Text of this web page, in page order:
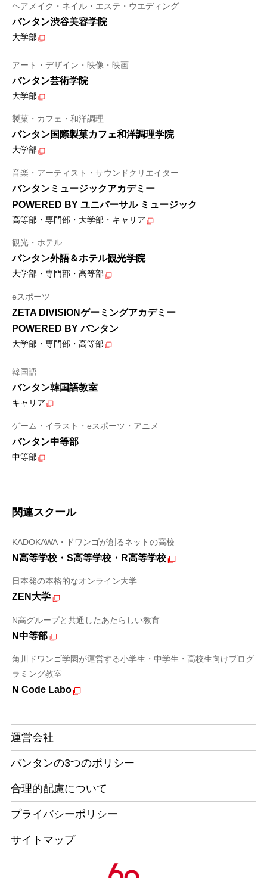
ヘアメイク・ネイル・エステ・ウエディング
バンタン渋谷美容学院
大学部
アート・デザイン・映像・映画
バンタン芸術学院
大学部
製菓・カフェ・和洋調理
バンタン国際製菓カフェ和洋調理学院
大学部
音楽・アーティスト・サウンドクリエイター
バンタンミュージックアカデミー
POWERED BY ユニバーサル ミュージック
高等部・専門部・大学部・キャリア
観光・ホテル
バンタン外語＆ホテル観光学院
大学部・専門部・高等部
eスポーツ
ZETA DIVISIONゲーミングアカデミー
POWERED BY バンタン
大学部・専門部・高等部
韓国語
バンタン韓国語教室
キャリア
ゲーム・イラスト・eスポーツ・アニメ
バンタン中等部
中等部
関連スクール
KADOKAWA・ドワンゴが創るネットの高校
N高等学校・S高等学校・R高等学校
日本発の本格的なオンライン大学
ZEN大学
N高グループと共通したあたらしい教育
N中等部
角川ドワンゴ学園が運営する小学生・中学生・高校生向けプログ
ラミング教室
N Code Labo
運営会社
バンタンの3つのポリシー
合理的配慮について
プライバシーポリシー
サイトマップ